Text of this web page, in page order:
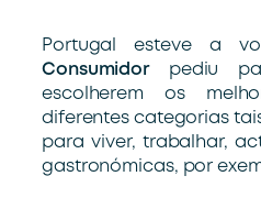
Portugal esteve a
Consumidorpediu
escolherem os
diferentes categorias
para viver, trabalhar,
gastronómicas, por